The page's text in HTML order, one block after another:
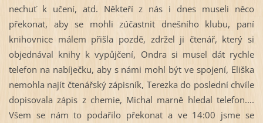
nechuť k učení, atd. Někteří z nás i dnes museli něco
překonat, aby se mohli zúčastnit dnešního klubu, paní
knihovnice málem přišla pozdě, zdržel ji čtenář, který si
objednával knihy k vypůjčení, Ondra si musel dát rychle
telefon na nabíječku, aby s námi mohl být ve spojení, Eliška
nemohla najít čtenářský zápisník, Terezka do poslední chvíle
dopisovala zápis z chemie, Michal marně hledal telefon....
Všem se nám to podařilo překonat a ve 14:00 jsme se